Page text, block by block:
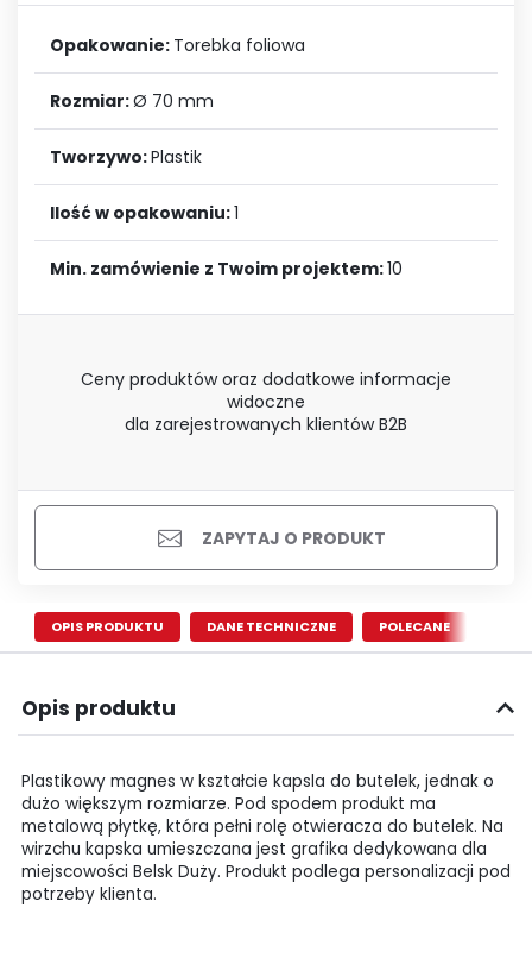
Opakowanie: Torebka foliowa
Rozmiar:Ø 70 mm
Tworzywo:Plastik
Ilość w opakowaniu:1
Min. zamówienie z Twoim projektem:10
Ceny produktów oraz dodatkowe informacje
widoczne
dla zarejestrowanych klientów B2B
ZAPYTAJ O PRODUKT
OPIS PRODUKTU DANE TECHNICZNE POLECANE
Opis produktu
Plastikowy magnes w kształcie kapsla do butelek, jednak o
dużo większym rozmiarze. Pod spodem produkt ma
metalową płytkę, która pełni rolę otwieracza do butelek. Na
wirzchu kapska umieszczana jest grafika dedykowana dla
miejscowości Belsk Duży. Produkt podlega personalizacji pod
potrzeby klienta.